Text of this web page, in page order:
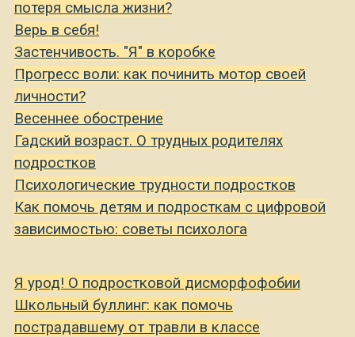
потеря смысла жизни?
Верь в себя!
Застенчивость. "Я" в коробке
Прогресс воли: как починить мотор своей
личности?
Весеннее обострение
Гадский возраст. О трудных родителях
подростков
Психологические трудности подростков
Как помочь детям и подросткам с цифровой
зависимостью: советы психолога
Я урод! О подростковой дисморфофобии
Школьный буллинг: как помочь
пострадавшему от травли в классе